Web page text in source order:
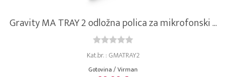
Gravity MA TRAY 2 odložna polica za mikrofonski ...
Kat.br. : GMATRAY2
Gotovina / Virman